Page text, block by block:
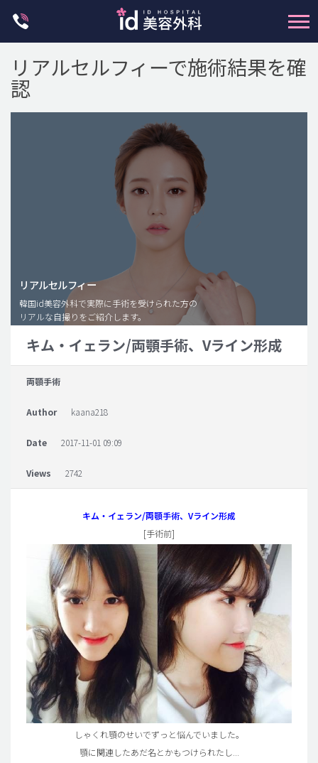
豊胸手術・バストアップ
プチ整形
脂肪吸引 (大容量)
メンズ整形
idニュース
病院紹介
料金一覧
ご相談のお問い合わせ
リアルセルフィーで施術結果を確
認
リアルセルフィー
韓国id美容外科で実際に手術を受けられた方の
リアルな自撮りをご紹介します。
キム・イェラン/両顎手術、Vライン形成
両顎手術
Author kaana218
Date 2017-11-01 09:09
Views 2742
キム・イェラン/両顎手術、Vライン形成
[手術前]
しゃくれ顎のせいでずっと悩んでいました。
顎に関連したあだ名とかもつけられたし...